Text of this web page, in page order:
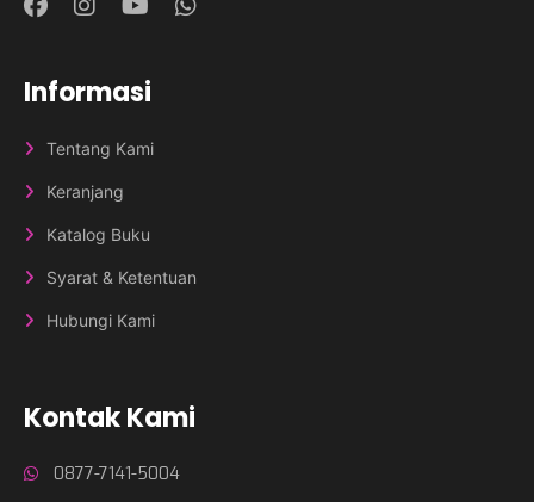
Informasi
Tentang Kami
Keranjang
Katalog Buku
Syarat & Ketentuan
Hubungi Kami
Kontak Kami
0877-7141-5004